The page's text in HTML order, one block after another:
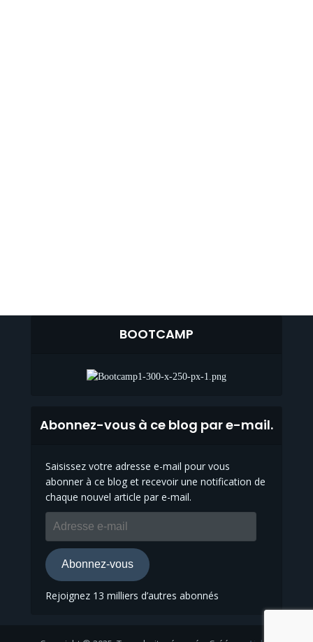
BOOTCAMP
Abonnez-vous à ce blog par e-mail.
Saisissez votre adresse e-mail pour vous
abonner à ce blog et recevoir une notification de
chaque nouvel article par e-mail.
e-
mail
Abonnez-vous
Rejoignez 13 milliers d’autres abonnés